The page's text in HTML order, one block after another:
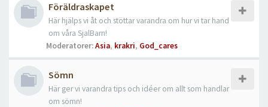
Föräldraskapet
Här hjälps vi åt och stöttar varandra om hur vi tar hand
om våra SjalBarn!
Moderatorer:Asia, krakri, God_cares
Sömn
Här ger vi varandra tips och idéer om allt som handlar
om sömn!